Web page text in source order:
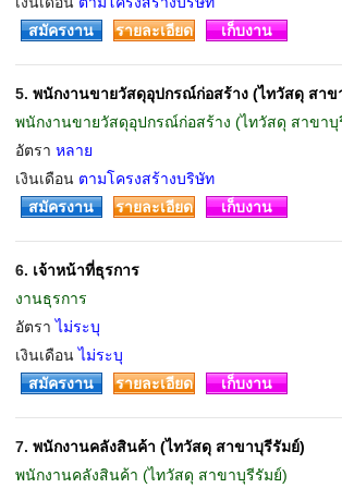
สมัครงาน รายละเอียด เก็บงาน
5. พนักงานขายวัสดุอุปกรณ์ก่อสร้าง (ไทวัสดุ สาข
พนักงานขายวัสดุอุปกรณ์ก่อสร้าง (ไทวัสดุ สาขาบุ
อัตรา หลาย
เงินเดือน ตามโครงสร้างบริษัท
สมัครงาน รายละเอียด เก็บงาน
6. เจ้าหน้าที่ธุรการ
งานธุรการ
อัตราไม่ระบุ
เงินเดือนไม่ระบุ
สมัครงาน รายละเอียด เก็บงาน
7. พนักงานคลังสินค้า (ไทวัสดุ สาขาบุรีรัมย์)
พนักงานคลังสินค้า (ไทวัสดุ สาขาบุรีรัมย์)